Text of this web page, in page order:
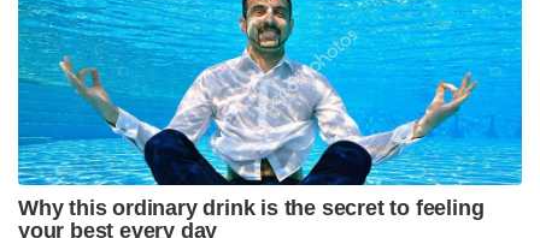
അന്തിമമാക്കിയിട്ടുള്ളത്.
Tags: madrasa uttarpradesh NCERT Syllabus